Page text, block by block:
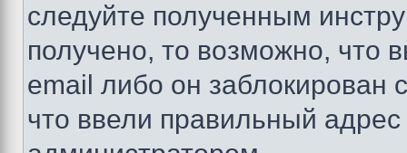
следуйте полученным
получено, то возможно, что
email либо он
что ввели правильный адрес